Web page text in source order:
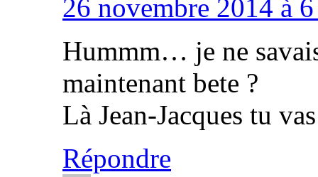
26 novembre 2014 à
Hummm… je ne
maintenant bete ?
Là Jean-Jacques tu
Répondre